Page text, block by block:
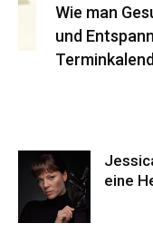
Wie man
und
eine